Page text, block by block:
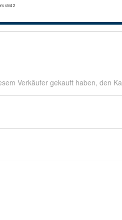
Verkäufer gekauft haben, den